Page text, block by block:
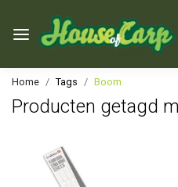
Home Tags Boom
Producten getagd